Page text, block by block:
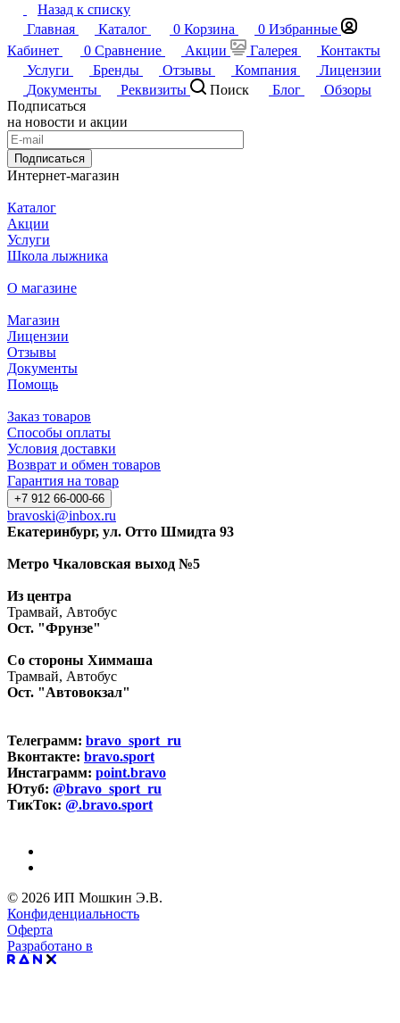
Назад к списку
Главная
Каталог 0 Корзина 0 Избранные
Кабинет
0 Сравнение Акции Галерея
Контакты
Услуги
Бренды Отзывы Компания
Лицензии
Документы
Реквизиты Поиск Блог
Обзоры
Подписаться
на новости и акции
Подписаться
Интернет-магазин
Каталог
Акции
Услуги
Школа лыжника
О магазине
Магазин
Лицензии
Отзывы
Документы
Помощь
Заказ товаров
Способы оплаты
Условия доставки
Возврат и обмен товаров
Гарантия на товар
+7 912 66-000-66
bravoski@inbox.ru
Екатеринбург, ул. Отто Шмидта 93
Метро Чкаловская выход №5
Из центра
Трамвай, Автобус
Ост. "Фрунзе"
Со стороны Химмаша
Трамвай, Автобус
Ост. "Автовокзал"
Телеграмм: bravo_sport_ru
Вконтакте: bravo.sport
Инстаграмм: point.bravo
Ютуб: @bravo_sport_ru
ТикТок: @.bravo.sport
© 2026 ИП Мошкин Э.В.
Конфиденциальность
Оферта
Разработано в